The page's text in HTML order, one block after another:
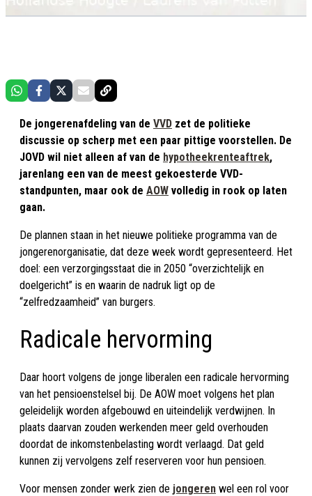
De jongerenafdeling van de VVD zet de politieke
discussie op scherp met een paar pittige voorstellen. De
JOVD wil niet alleen af van de hypotheekrenteaftrek,
jarenlang een van de meest gekoesterde VVD-
standpunten, maar ook de AOW volledig in rook op laten
gaan.
De plannen staan in het nieuwe politieke programma van de
jongerenorganisatie, dat deze week wordt gepresenteerd. Het
doel: een verzorgingsstaat die in 2050 “overzichtelijk en
doelgericht” is en waarin de nadruk ligt op de
“zelfredzaamheid” van burgers.
Radicale hervorming
Daar hoort volgens de jonge liberalen een radicale hervorming
van het pensioenstelsel bij. De AOW moet volgens het plan
geleidelijk worden afgebouwd en uiteindelijk verdwijnen. In
plaats daarvan zouden werkenden meer geld overhouden
doordat de inkomstenbelasting wordt verlaagd. Dat geld
kunnen zij vervolgens zelf reserveren voor hun pensioen.
Voor mensen zonder werk zien de jongeren wel een rol voor